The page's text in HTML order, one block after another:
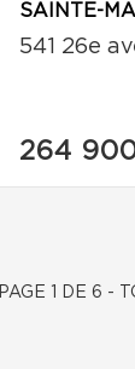
SAINTE-
541 26e
264
PAGE 1 DE 6 -